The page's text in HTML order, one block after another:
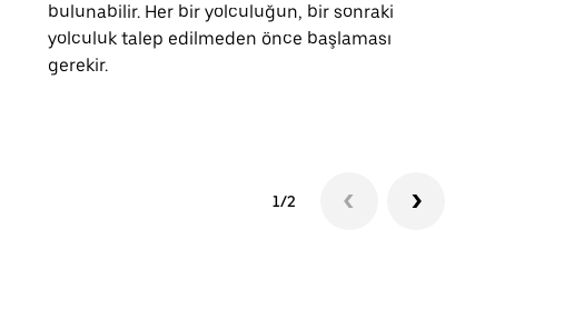
bulunabilir. Her bir yolculuğun, bir sonraki
yolculuk talep edilmeden önce başlaması
gerekir.
1/2